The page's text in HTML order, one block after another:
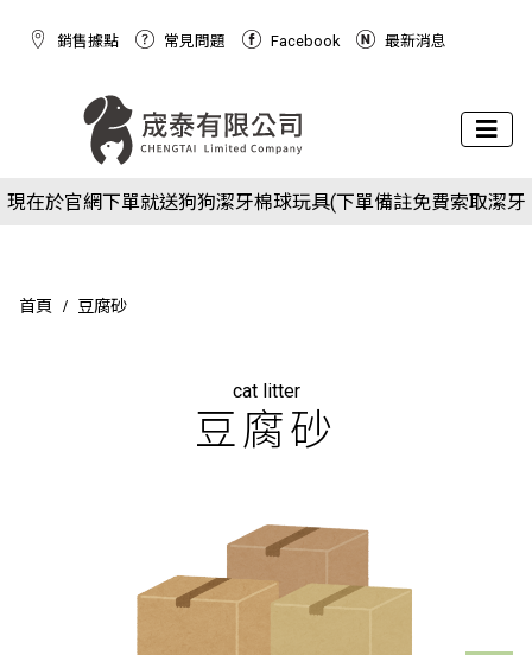
銷售據點 常見問題 Facebook 最新消息
博覽會
現在於官網下單就送狗狗潔牙棉球玩具(下單備註免費索取潔牙
首頁 豆腐砂
cat litter
豆腐砂